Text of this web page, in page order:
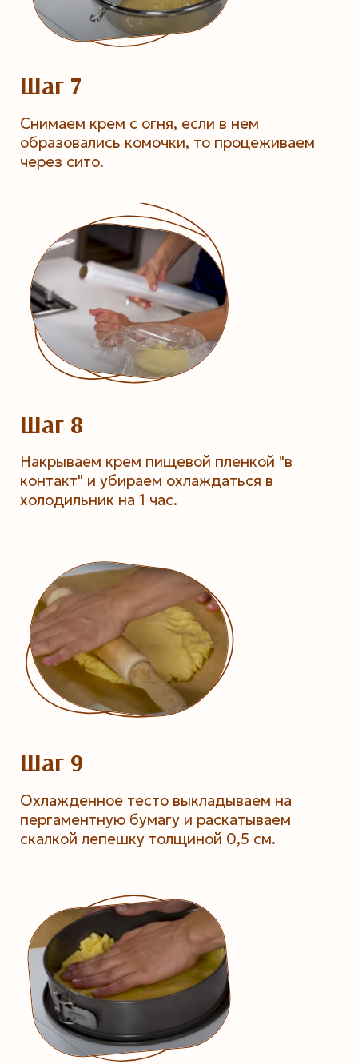
Шаг 7
Снимаем крем с огня, если в нем
образовались комочки, то процеживаем
через сито.
Шаг 8
Накрываем крем пищевой пленкой "в
контакт" и убираем охлаждаться в
холодильник на 1 час.
Шаг 9
Охлажденное тесто выкладываем на
пергаментную бумагу и раскатываем
скалкой лепешку толщиной 0,5 см.